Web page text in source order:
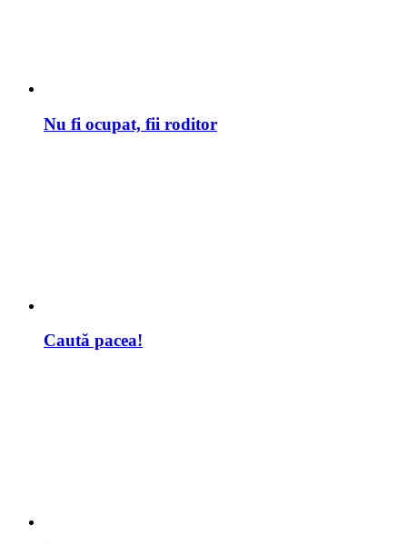
Nu fi ocupat, fii roditor
Caută pacea!